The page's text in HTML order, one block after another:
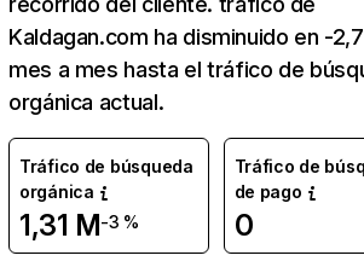
Kaldagan.com ha disminuido en -
mes a mes hasta el tráfico de
orgánica actual.
Tráfico de búsqueda
orgánica
1,31 M-3 %
Tráfico de
de pago
0